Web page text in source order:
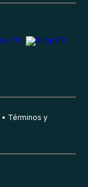
Términos y